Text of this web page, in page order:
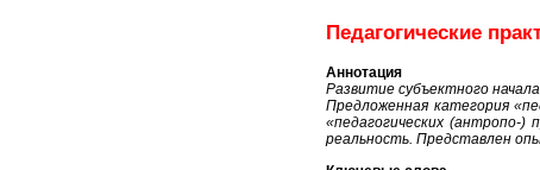
Педагогические
Аннотация
Развитие субъектного
Предложенная категория
«педагогических (антропо-)
реальность. Представлен